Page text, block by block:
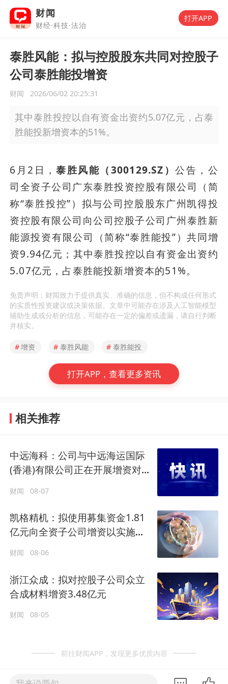
财闻
财经·科技·法治
打开APP
泰胜风能：拟与控股股东共同对控股子
公司泰胜能投增资
财闻 2026/06/02 20:25:31
其中泰胜投控以自有资金出资约5.07亿元，占泰
胜能投新增资本的51%。
6月2日，泰胜风能（300129.SZ）公告，公
司全资子公司广东泰胜投资控股有限公司（简
称“泰胜投控”）拟与公司控股股东广州凯得投
资控股有限公司向公司控股子公司广州泰胜新
能源投资有限公司（简称“泰胜能投”）共同增
资9.94亿元；其中泰胜投控以自有资金出资约
5.07亿元，占泰胜能投新增资本的51%。
免责声明：财闻致力于提供真实、准确的信息，但不构成任何形式
的实质性投资建议或决策依据。文章中可能存在涉及人工智能模型
辅助生成或分析的信息，可能存在一定的偏差或遗漏，请自行判断
并核实。
#增资 # 泰胜风能 # 泰胜能投
打开APP，查看更多资讯
相关推荐
中远海科：公司与中远海运国际
(香港)有限公司正在开展增资对价
财闻 08-07
凯格精机：拟使用募集资金1.81
亿元向全资子公司增资以实施募
财闻 08-06
浙江众成：拟对控股子公司众立
合成材料增资3.48亿元
财闻 08-05
前往财闻APP，发现更多优质内容